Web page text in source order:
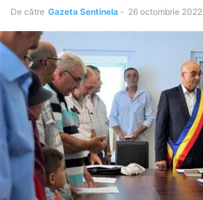
De către Gazeta Sentinela - 26 octombrie 2022